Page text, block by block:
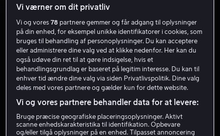
Lords of Dogtown
7.1 Drama 2005 1 t. 42 min
11 år
Lej 49 kr
Vi værner om dit privatliv
Vi og vores78 partnere gemmer og får adgang til oplysninger
på din enhed, for eksempel unikke identifikatorer i cookies, som
bruges til behandling af personoplysninger. Du kan acceptere
eller administrere dine valg ved at klikke nedenfor. Her kan du
også udøve din ret til at gøre indsigelse, hvis et
behandlingsgrundlag er baseret på legitim interesse. Du kan til
enhver tid ændre dine valg via siden Privatlivspolitik. Dine valg
deles med vores partnere og gælder kun for dette website.
Vi og vores partnere behandler data for at levere:
Bruge præcise geografiske placeringsoplysninger. Aktivt
scanne enhedskarakteristika til identifikation. Opbevare
og/eller tilgå oplysninger på en enhed. Tilpasset annoncering